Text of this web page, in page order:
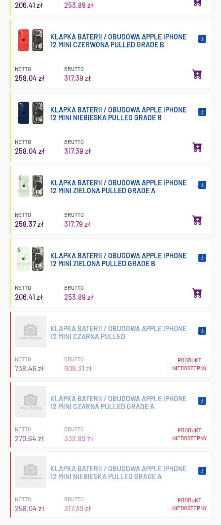
206.41 zł 253.89 zł
KLAPKA BATERII / OBUDOWA APPLE IPHONE
12 MINI CZERWONA PULLED GRADE B
NETTO
258.04 zł
BRUTTO
317.39 zł
KLAPKA BATERII / OBUDOWA APPLE IPHONE
12 MINI NIEBIESKA PULLED GRADE B
NETTO
258.04 zł
BRUTTO
317.39 zł
KLAPKA BATERII / OBUDOWA APPLE IPHONE
12 MINI ZIELONA PULLED GRADE A
NETTO
258.37 zł
BRUTTO
317.79 zł
KLAPKA BATERII / OBUDOWA APPLE IPHONE
12 MINI ZIELONA PULLED GRADE B
NETTO
206.41 zł
BRUTTO
253.89 zł
KLAPKA BATERII / OBUDOWA APPLE IPHONE
12 MINI CZARNA PULLED
NETTO
738.46 zł
BRUTTO
908.31 zł
PRODUKT
NIEDOSTĘPNY
KLAPKA BATERII / OBUDOWA APPLE IPHONE
12 MINI CZARNA PULLED GRADE A
NETTO
270.64 zł
BRUTTO
332.89 zł
PRODUKT
NIEDOSTĘPNY
KLAPKA BATERII / OBUDOWA APPLE IPHONE
12 MINI NIEBIESKA PULLED GRADE A
NETTO
258.04 zł
BRUTTO
317.39 zł
PRODUKT
NIEDOSTĘPNY